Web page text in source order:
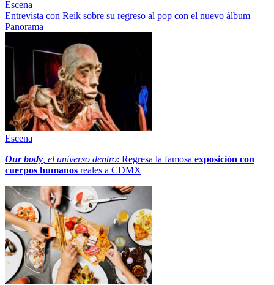
Escena
Entrevista con Reik sobre su regreso al pop con el nuevo álbum
Panorama
Escena
Our body , el universo dentro: Regresa la famosa exposición con
cuerpos humanos reales a CDMX